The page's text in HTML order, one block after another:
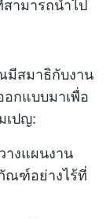
สามารถนำไป
มีสมาธิกับงาน
กแบบมาเพื่อ
เปญ:
วางแผนงาน
ณฑ์อย่างไร้ที่